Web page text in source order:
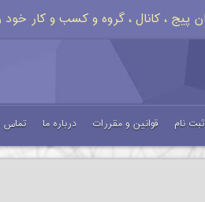
ثبت نام قوانین و مقررات درباره ما تماس